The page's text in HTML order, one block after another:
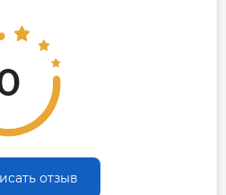
отзыв